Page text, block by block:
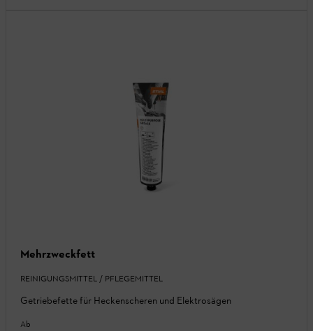
Mehrzweckfett
REINIGUNGSMITTEL / PFLEGEMITTEL
Getriebefette für Heckenscheren und Elektrosägen
Ab